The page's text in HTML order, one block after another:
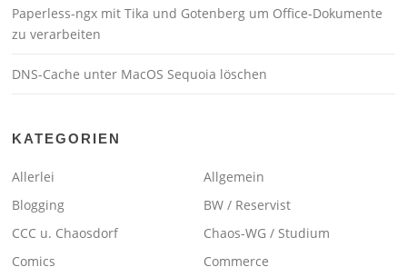
Paperless-ngx mit Tika und Gotenberg um Office-Dokumente
zu verarbeiten
DNS-Cache unter MacOS Sequoia löschen
KATEGORIEN
Allerlei
Allgemein
Blogging
BW / Reservist
CCC u. Chaosdorf
Chaos-WG / Studium
Comics
Commerce